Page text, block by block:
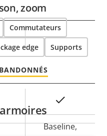
zoom
–
Baseline,
Commutateurs
edge Supports